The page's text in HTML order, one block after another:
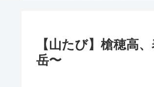
【山たび】槍穂高
岳〜